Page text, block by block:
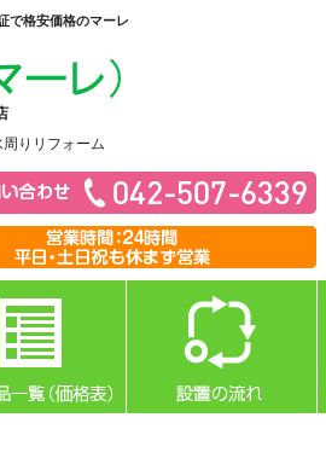
で格安価格のマーレ
りリフォーム